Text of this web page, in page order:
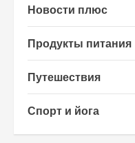
Новости плюс
Продукты питания
Путешествия
Спорт и йога